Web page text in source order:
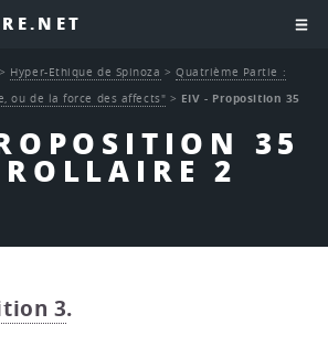
35
2
> Hyper-Ethique de Spinoza >Quatrième Partie :
ou de la force des affects" > EIV - Proposition 35
3.